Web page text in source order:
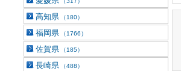
高知県 （180）
福岡県 （1766）
佐賀県 （185）
長崎県 （488）